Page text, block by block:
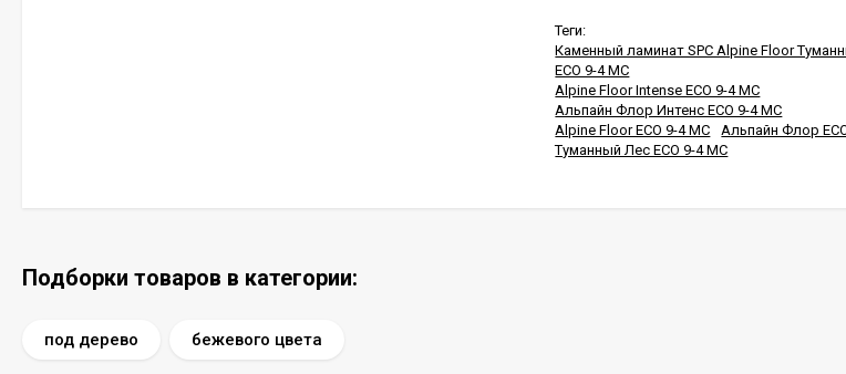
Теги:
Каменный ламинат SPC Alpine Floor
ECO 9-4 MC
Alpine Floor Intense ECO 9-4 MC
Альпайн Флор Интенс ECO 9-4 MC
Alpine Floor ECO 9-4 MC
Альпайн Флор
Туманный Лес ECO 9-4 MC
Подборки товаров в категории:
под дерево бежевого цвета